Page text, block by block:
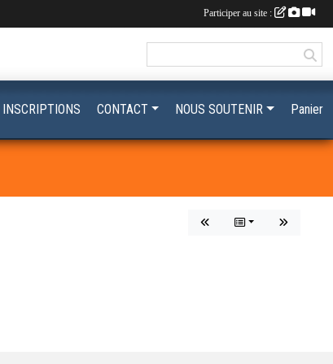
INSCRIPTIONS CONTACT NOUS SOUTENIR Panier
Participer au site :